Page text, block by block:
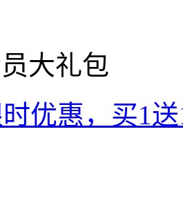
大礼包
优惠，买1